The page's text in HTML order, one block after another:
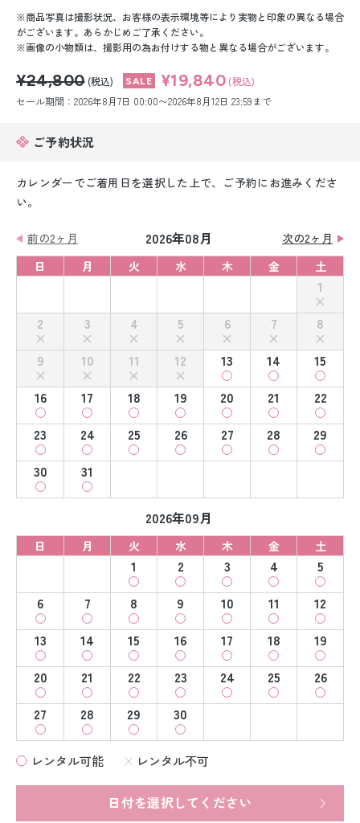
白無垢&紋付袴レンタル
小物販売品
商品写真は撮影状況、お客様の表示環境等により実物と印象の異なる場合
がございます。あらかじめご了承ください。
画像の小物類は、撮影用の為お付けする物と異なる場合がございます。
¥24,800 (税込) ¥19,840 (税込)
セール期間：2026年8月7日 00:00〜2026年8月12日 23:59まで
ご予約状況
カレンダーでご着用日を選択した上で、ご予約にお進みくださ
い。
前の2ヶ月 2026年08月
次の2ヶ月
日
月 火 水 木 金 土
1
2
3 4 5 6 7
8
9
10 11 12 13 14
15
16
17 18 19 20 21
22
23
24 25 26 27 28
29
30
31
2026年09月
日 月 火 水 木 金 土
1 2 3 4
5
6
7 8 9 10 11
12
13
14 15 16 17 18
19
20
21 22 23 24 25
26
27
28 29 30
レンタル可能 レンタル不可
日付を選択してください